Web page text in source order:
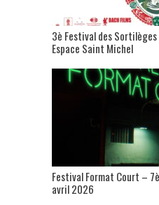
3è Festival des
Espace Saint Michel
Festival Format Court –
avril 2026